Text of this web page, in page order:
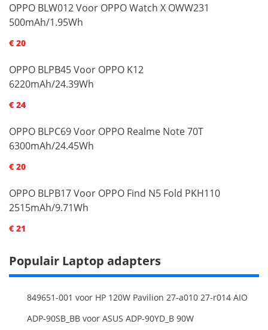
OPPO BLW012 Voor OPPO Watch X OWW231
500mAh/1.95Wh
€ 20
OPPO BLPB45 Voor OPPO K12
6220mAh/24.39Wh
€ 24
OPPO BLPC69 Voor OPPO Realme Note 70T
6300mAh/24.45Wh
€ 20
OPPO BLPB17 Voor OPPO Find N5 Fold PKH110
2515mAh/9.71Wh
€ 21
Populair Laptop adapters
849651-001 voor HP 120W Pavilion 27-a010 27-r014 AIO
ADP-90SB_BB voor ASUS ADP-90YD_B 90W